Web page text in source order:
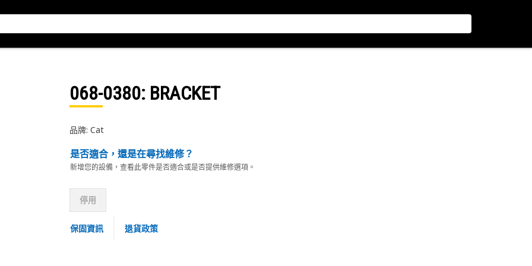
068-0380: BRACKET
品牌: Cat
是否適合，還是在尋找維修？
新增您的設備，查看此零件是否適合或是否提供維修選項。
停用
保固資訊 退貨政策